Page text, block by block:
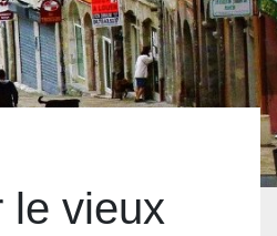
le vieux